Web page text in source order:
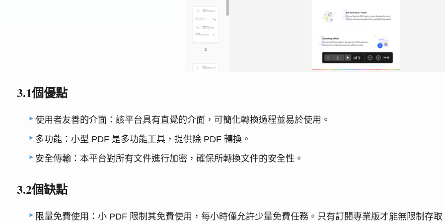
3.1個優點
使用者友善的介面：該平台具有直覺的介面，可簡化轉換過程並易於使用。
多功能：小型 PDF 是多功能工具，提供除 PDF 轉換。
安全傳輸：本平台對所有文件進行加密，確保所轉換文件的安全性。
3.2個缺點
限量免費使用：小 PDF 限制其免費使用，每小時僅允許少量免費任務。只有訂閱專業版才能無限制存取